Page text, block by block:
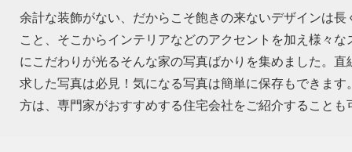
余計な装飾がない、だからこそ飽きの来ないデザインは
こと、そこからインテリアなどのアクセントを加え様々
にこだわりが光るそんな家の写真ばかりを集めました。
求した写真は必見！気になる写真は簡単に保存もできま
方は、専門家がおすすめする住宅会社をご紹介することも